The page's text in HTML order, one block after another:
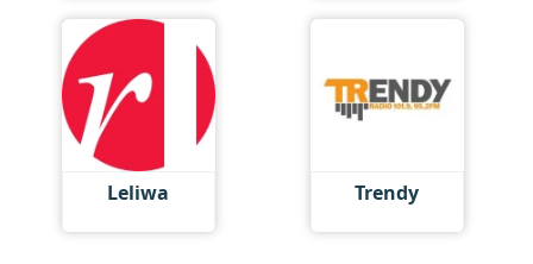
Leliwa Trendy